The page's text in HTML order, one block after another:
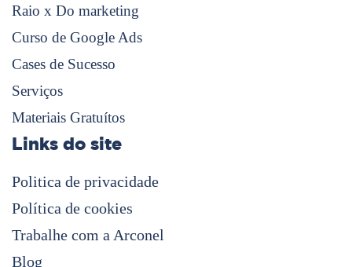
Raio x Do marketing
Curso de Google Ads
Cases de Sucesso
Serviços
Materiais Gratuítos
Links do site
Politica de privacidade
Política de cookies
Trabalhe com a Arconel
Blog